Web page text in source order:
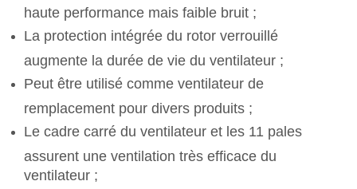
haute performance mais faible bruit ;
La protection intégrée du rotor verrouillé
augmente la durée de vie du ventilateur ;
Peut être utilisé comme ventilateur de
remplacement pour divers produits ;
Le cadre carré du ventilateur et les 11 pales
assurent une ventilation très efficace du
ventilateur ;